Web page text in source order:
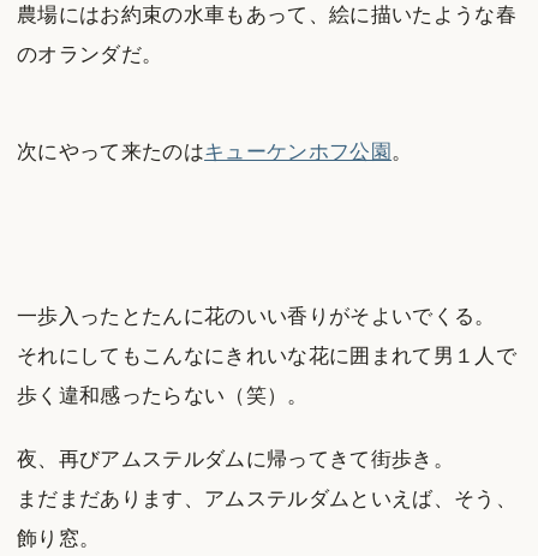
農場にはお約束の水車もあって、絵に描いたような春
のオランダだ。
次にやって来たのはキューケンホフ公園 。
一歩入ったとたんに花のいい香りがそよいでくる。
それにしてもこんなにきれいな花に囲まれて男１人で
歩く違和感ったらない（笑）。
夜、再びアムステルダムに帰ってきて街歩き。
まだまだあります、アムステルダムといえば、そう、
飾り窓。